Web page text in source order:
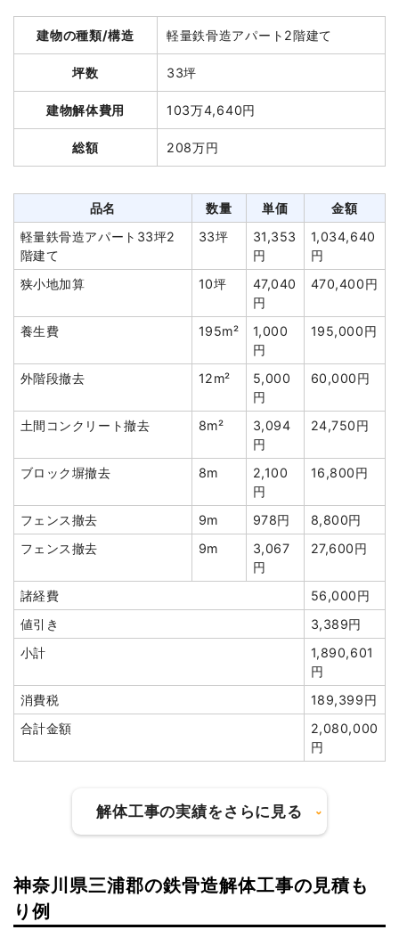
総額 202万6,080円
品名 数量 単価
金額
木造アパート45坪2階建
45坪
32,667
養生費
160m² 700円
112,000円
アスベスト撤去
5m³
20,000
100,000円
諸経費
194,000円
値引き
0円
1,876,000
円
150,080円
合計金額
2,026,080
木造住宅2階建て
坪数 16坪
103万6,000円
金額
木造住宅16坪2階建て
16坪 64,750円
1,036,000円
養生費
165m² 1,900円
313,500円
36,000円
30,000円
0円
消費税
171,196円
合計金額
建物の種類/構造 軽量鉄骨造アパート2階建て
坪数 33坪
建物解体費用 103万4,640円
総額 208万円
品名 数量 単価
金額
軽量鉄骨造アパート33坪2
階建て
33坪
31,353
円
1,034,640
円
狭小地加算
10坪
47,040
円
470,400円
養生費 195m²
1,000
円
195,000円
外階段撤去 12m²
5,000
円
60,000円
土間コンクリート撤去 8m²
3,094
円
24,750円
ブロック塀撤去 8m
2,100
円
16,800円
フェンス撤去 9m 978円
8,800円
フェンス撤去
9m
3,067
円
27,600円
諸経費
56,000円
値引き
3,389円
小計
1,890,601
円
消費税
189,399円
合計金額
2,080,000
円
解体工事の実績をさらに見る
建物の種類/構造 軽量鉄骨造住宅2階建て
坪数 35坪
神奈川県三浦郡の鉄骨造解体工事の見積も
り例